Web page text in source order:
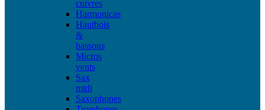
cuivres
Harmonicas
Hautbois
&
bassons
Micros
vents
Sax
midi
Saxophones